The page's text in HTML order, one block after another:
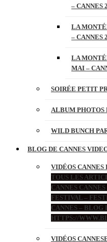
– CANNES
LA
– CANNES
LA
MAI –
SOIRÉE PETIT
ALBUM PHOTOS
WILD BUNCH
BLOG DE CANNES
VIDÉOS
TOUS LES
CANNES
FESTIVAL –
CANNES – BLOG
HTTPS://
VIDÉOS